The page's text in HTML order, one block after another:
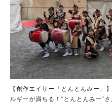
【創作エイサー「とんとんみー」
ルギーが満ちる！“とんとんみー”